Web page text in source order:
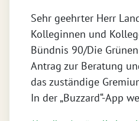
Sehr geehrter Herr
Kolleginnen und
Bündnis 90/Die
Antrag zur Beratung
das zuständige
In der „Buzzard“-App